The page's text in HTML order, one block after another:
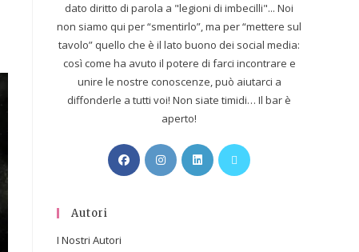
dato diritto di parola a "legioni di imbecilli"... Noi
non siamo qui per “smentirlo”, ma per “mettere sul
tavolo” quello che è il lato buono dei social media:
così come ha avuto il potere di farci incontrare e
unire le nostre conoscenze, può aiutarci a
diffonderle a tutti voi! Non siate timidi… Il bar è
aperto!
Autori
I Nostri Autori